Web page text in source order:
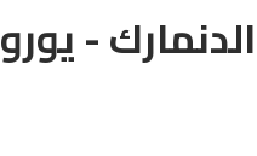
2025 فوز المانيا 2-1